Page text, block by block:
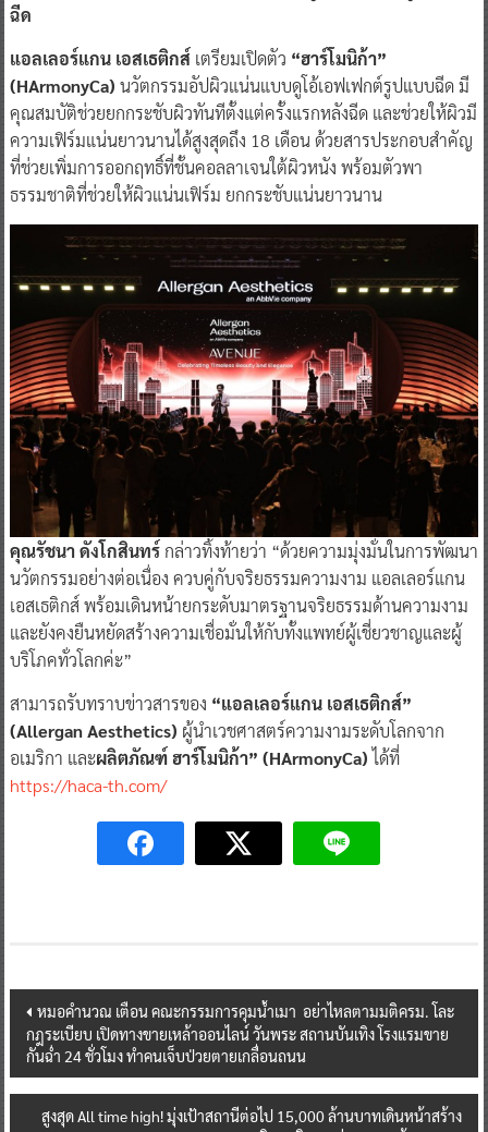
ฉีด
แอลเลอร์แกน เอสเธติกส์ เตรียมเปิดตัว “ฮาร์โมนิก้า”
(HArmonyCa) นวัตกรรมอัปผิวแน่นแบบดูโอ้เอฟเฟกต์รูปแบบฉีด มี
คุณสมบัติช่วยยกกระชับผิวทันทีตั้งแต่ครั้งแรกหลังฉีด และช่วยให้ผิวมี
ความเฟิร์มแน่นยาวนานได้สูงสุดถึง 18 เดือน ด้วยสารประกอบสำคัญ
ที่ช่วยเพิ่มการออกฤทธิ์ที่ชั้นคอลลาเจนใต้ผิวหนัง พร้อมตัวพา
ธรรมชาติที่ช่วยให้ผิวแน่นเฟิร์ม ยกกระชับแน่นยาวนาน
คุณรัชนา ดังโกสินทร์กล่าวทิ้งท้ายว่า “ด้วยความมุ่งมั่นในการพัฒนา
นวัตกรรมอย่างต่อเนื่อง ควบคู่กับจริยธรรมความงาม แอลเลอร์แกน
เอสเธติกส์ พร้อมเดินหน้ายกระดับมาตรฐานจริยธรรมด้านความงาม
และยังคงยืนหยัดสร้างความเชื่อมั่นให้กับทั้งแพทย์ผู้เชี่ยวชาญและผู้
บริโภคทั่วโลกค่ะ”
สามารถรับทราบข่าวสารของ “แอลเลอร์แกน เอสเธติกส์”
(Allergan Aesthetics) ผู้นำเวชศาสตร์ความงามระดับโลกจาก
อเมริกา และผลิตภัณฑ์ ฮาร์โมนิก้า” (HArmonyCa)ได้ที่
https://haca-th.com/
Post
navigation
หมอคำนวณ เตือน คณะกรรมการคุมน้ำเมา อย่าไหลตามมติครม. โละ
กฎระเบียบ เปิดทางขายเหล้าออนไลน์ วันพระ สถานบันเทิง โรงแรมขาย
กันฉ่ำ 24 ชั่วโมง ทำคนเจ็บป่วยตายเกลื่อนถนน
สูงสุด All time high! มุ่งเป้าสถานีต่อไป 15,000 ล้านบาทเดินหน้าสร้าง